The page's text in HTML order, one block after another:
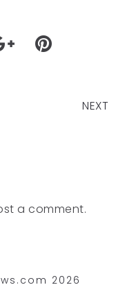
NEXT
a comment.
2026